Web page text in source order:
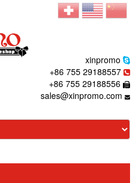
xinpromo
+86 755 29188557
+86 755 29188556
sales@xinpromo.com